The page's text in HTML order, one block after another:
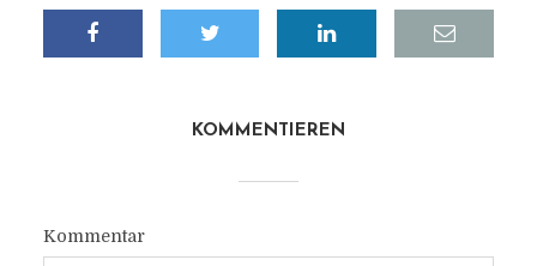
KOMMENTIEREN
Kommentar